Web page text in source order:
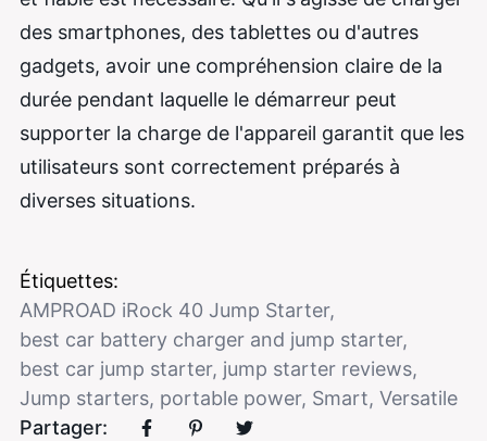
des smartphones, des tablettes ou d'autres
gadgets, avoir une compréhension claire de la
durée pendant laquelle le démarreur peut
supporter la charge de l'appareil garantit que les
utilisateurs sont correctement préparés à
diverses situations.
Étiquettes:
AMPROAD iRock 40 Jump Starter,
best car battery charger and jump starter,
best car jump starter, jump starter reviews,
Jump starters, portable power, Smart, Versatile
Partager: